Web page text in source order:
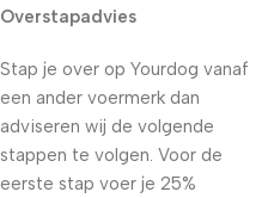
Overstapadvies
Stap je over op Yourdog vanaf
een ander voermerk dan
adviseren wij de volgende
stappen te volgen. Voor de
eerste stap voer je 25%